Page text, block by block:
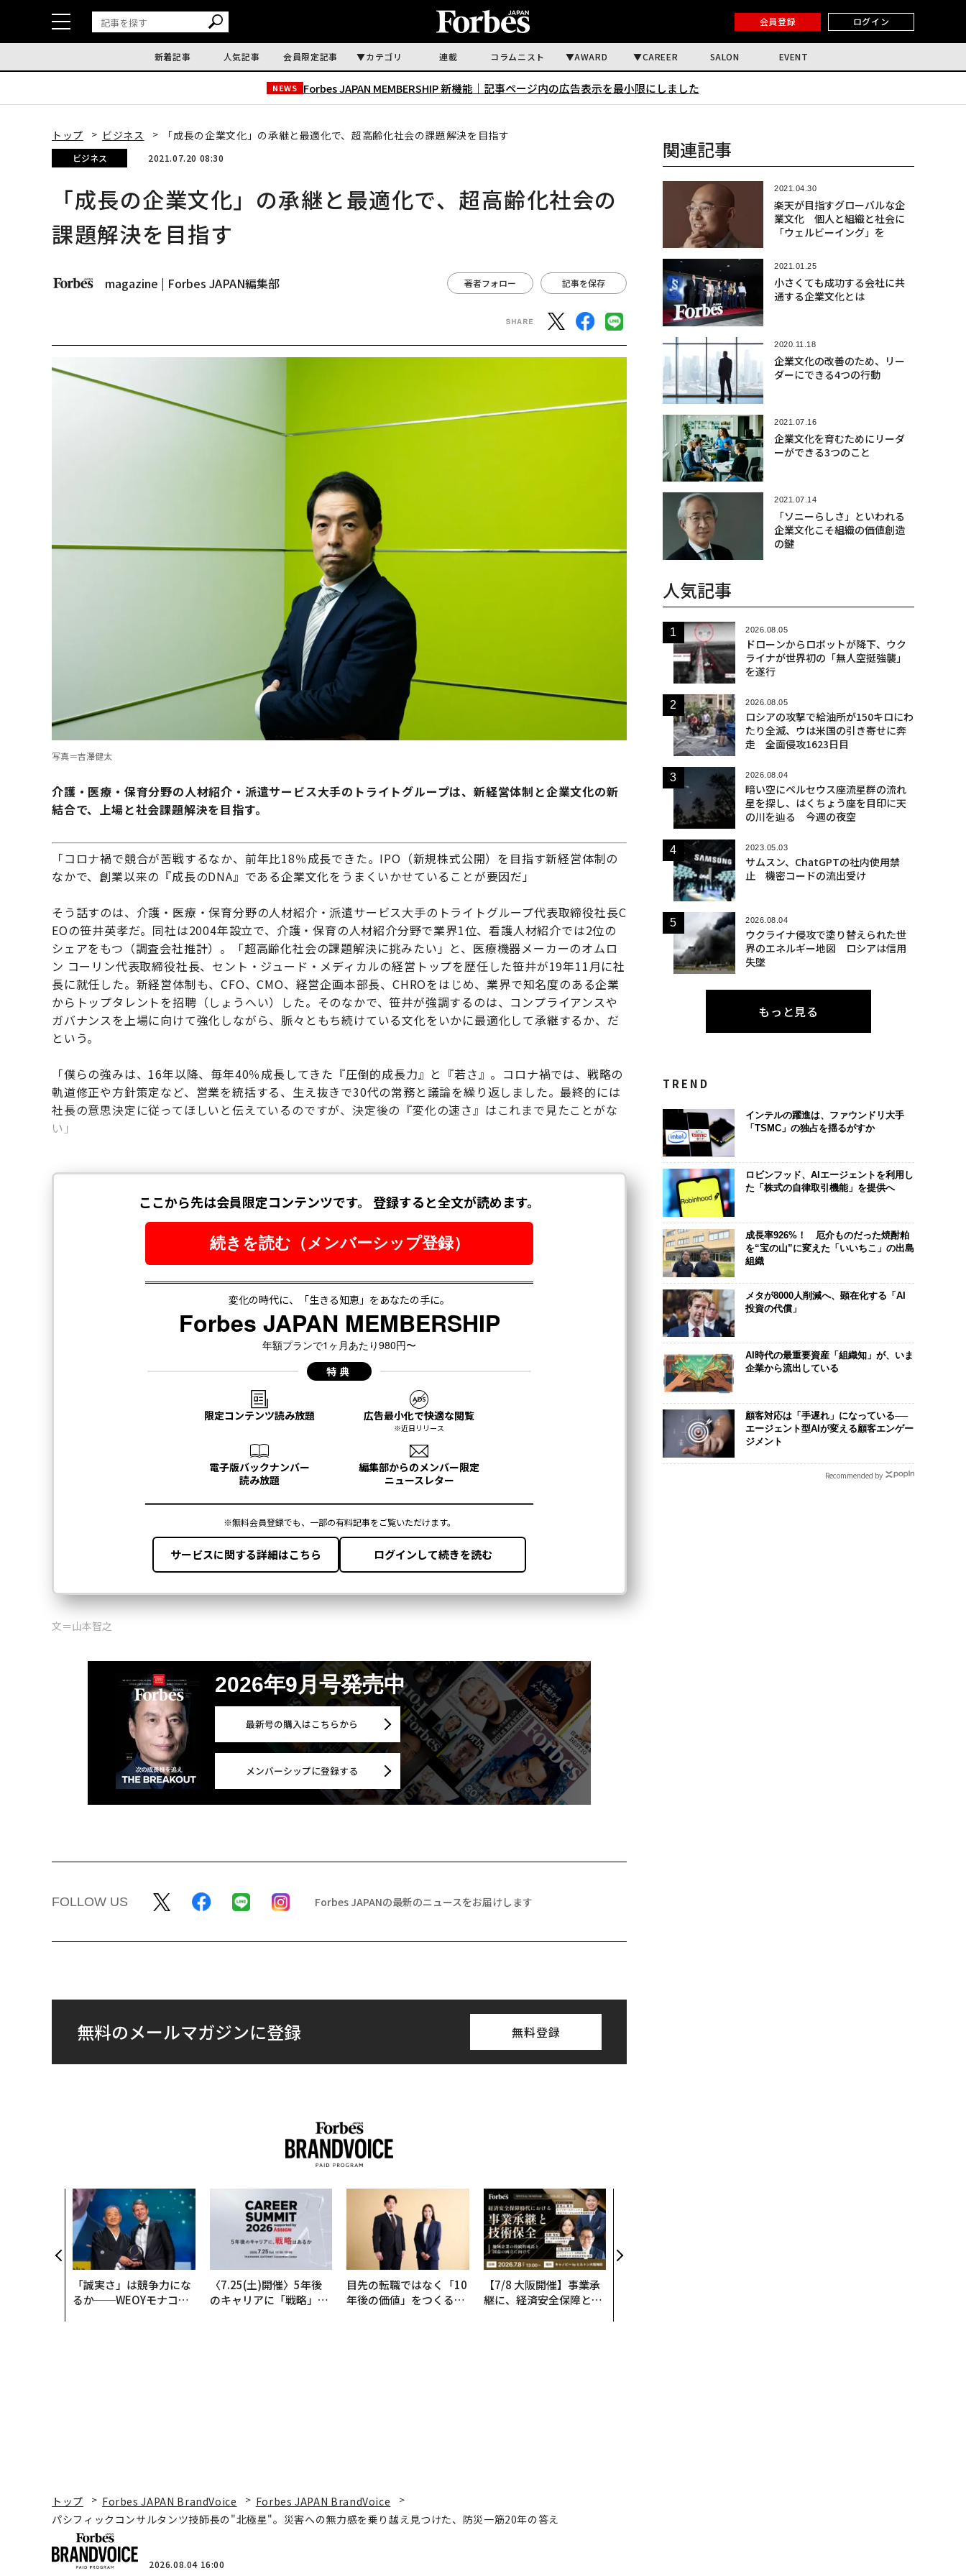
会員登録 ログイン
新着記事 人気記事 会員限定記事 カテゴリ 連載 コラムニスト AWARD CAREER SALON EVENT
NEWS Forbes JAPAN MEMBERSHIP 新機能｜ 記事ページ内の広告表示を最小限にしました
トップ ビジネス 「成長の企業文化」の承継と最適化で、超高齢化社会の課題解決を目指す
ビジネス 2021.07.20 08:30
「成長の企業文化」の承継と最適化で、超高齢化社会の
課題解決を目指す
magazine | Forbes JAPAN編集部 著者フォロー 記事を保存
写真＝吉澤健太
介護・医療・保育分野の人材紹介・派遣サービス大手のトライトグループは、新経営体制と企業文化の新
結合で、上場と社会課題解決を目指す。
「コロナ禍で競合が苦戦するなか、前年比18％成長できた。IPO（新規株式公開）を目指す新経営体制の
なかで、創業以来の『成長のDNA』である企業文化をうまくいかせていることが要因だ」
そう話すのは、介護・医療・保育分野の人材紹介・派遣サービス大手のトライトグループ代表取締役社長C
EOの笹井英孝だ。同社は2004年設立で、介護・保育の人材紹介分野で業界1位、看護人材紹介では2位の
シェアをもつ（調査会社推計）。「超高齢化社会の課題解決に挑みたい」と、医療機器メーカーのオムロ
ン コーリン代表取締役社長、セント・ジュード・メディカルの経営トップを歴任した笹井が19年11月に社
長に就任した。新経営体制も、CFO、CMO、経営企画本部長、CHROをはじめ、業界で知名度のある企業
からトップタレントを招聘（しょうへい）した。そのなかで、笹井が強調するのは、コンプライアンスや
ガバナンスを上場に向けて強化しながら、脈々ともち続けている文化をいかに最適化して承継するか、だ
という。
「僕らの強みは、16年以降、毎年40％成長してきた『圧倒的成長力』と『若さ』。コロナ禍では、戦略の
軌道修正や方針策定など、営業を統括する、生え抜きで30代の常務と議論を繰り返しました。最終的には
社長の意思決定に従ってほしいと伝えているのですが、決定後の『変化の速さ』はこれまで見たことがな
い」
文＝山本智之
2026年9月号発売中
最新号の購入はこちらから
メンバーシップに登録する
FOLLOW US Forbes JAPANの最新のニュースをお届けします
無料のメールマガジンに登録 無料登録
「誠実さ」は競争力にな
るか──WEOYモナコで
〈7.25(土)開催〉5年後
のキャリアに「戦略」は
目先の転職ではなく「10
年後の価値」をつくる─
【7/8 大阪開催】事業承
継に、経済安全保障とい
くり方
関連記事
2021.04.30
楽天が目指すグローバルな企
業文化 個人と組織と社会に
「ウェルビーイング」を
2021.01.25
小さくても成功する会社に共
通する企業文化とは
2020.11.18
企業文化の改善のため、リー
ダーにできる4つの行動
2021.07.16
企業文化を育むためにリーダ
ーができる3つのこと
2021.07.14
「ソニーらしさ」といわれる
企業文化こそ組織の価値創造
の鍵
人気記事
2026.08.05
ドローンからロボットが降下、ウク
ライナが世界初の「無人空挺強襲」
を遂行
2026.08.05
ロシアの攻撃で給油所が150キロにわ
たり全滅、ウは米国の引き寄せに奔
走 全面侵攻1623日目
2026.08.04
暗い空にペルセウス座流星群の流れ
星を探し、はくちょう座を目印に天
の川を辿る 今週の夜空
2023.05.03
サムスン、ChatGPTの社内使用禁
止 機密コードの流出受け
2026.08.04
ウクライナ侵攻で塗り替えられた世
界のエネルギー地図 ロシアは信用
失墜
もっと見る
TREND
インテルの躍進は、ファウンドリ大手
「TSMC」の独占を揺るがすか
ロビンフッド、AIエージェントを利用し
た「株式の自律取引機能」を提供へ
成長率926%！ 厄介ものだった焼酎粕
を“宝の山”に変えた「いいちこ」の出島
組織
メタが8000人削減へ、顕在化する「AI
投資の代償」
AI時代の最重要資産「組織知」が、いま
企業から流出している
顧客対応は「手遅れ」になっている──
エージェント型AIが変える顧客エンゲー
ジメント
Recommended by
トップ Forbes JAPAN BrandVoice
Forbes JAPAN BrandVoice
パシフィックコンサルタンツ技師長の"北極星"。災害への無力感を乗り越え見つけた、防災一筋20年の答え
2026.08.04 16:00